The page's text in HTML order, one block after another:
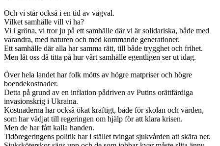
Och vi står också i en tid av vägval.
Vilket samhälle vill vi ha?
Vi i gröna, vi tror ju på ett samhälle där vi är solidariska, både med
varandra, med naturen och med kommande generationer.
Ett samhälle där alla har samma rätt, till både trygghet och frihet.
Men låt oss då titta på hur vårt samhälle egentligen ser ut idag.
Över hela landet har folk mötts av högre matpriser och högre
boendekostnader.
Detta på grund av en inflation pådriven av Putins orättfärdiga
invasionskrig i Ukraina.
Kostnaderna har också ökat kraftigt, både för skolan och vården,
som har vädjat till regeringen om hjälp för att klara krisen.
Men de har fått kalla handen.
Tidöregeringens politik har i stället tvingat sjukvården att skära ner.